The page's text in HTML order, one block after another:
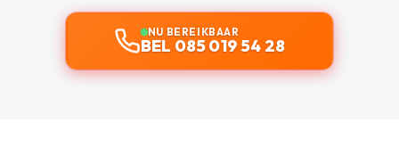
NU BEREIKBAAR
BEL 085 019 54 28